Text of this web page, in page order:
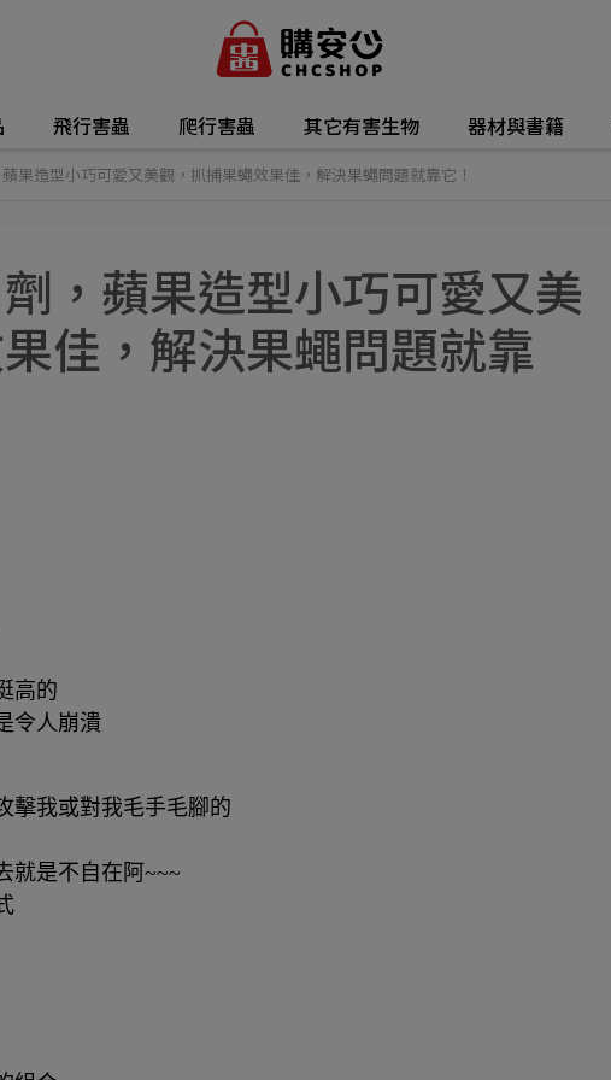
飛行害蟲 爬行害蟲 其它有害生物 器材與書籍
果造型小巧可愛又美觀，抓捕果蠅效果佳，解決果蠅問題就靠它！
，蘋果造型小巧可愛又美
佳，解決果蠅問題就靠
高的
令人崩潰
擊我或對我毛手毛腳的
就是不自在阿~~~